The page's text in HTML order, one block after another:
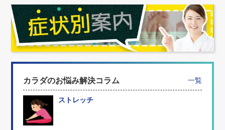
カラダのお悩み解決コラム 一覧
ストレッチ